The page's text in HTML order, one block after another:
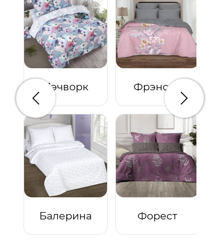
Пэчворк Фрэнсис
Балерина Форест
Предыдущий